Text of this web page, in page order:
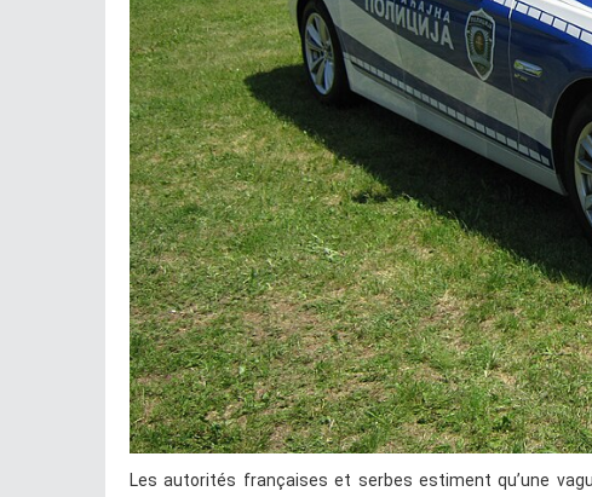
Les autorités françaises et serbes estiment qu’une